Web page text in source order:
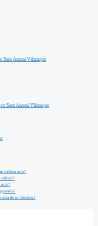
Sant Antoni Vilamajor
Sant Antoni Vilamajor
caldera roca?
roca?
de un técnico?